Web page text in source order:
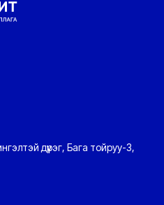
дүүрэг, Бага тойруу-3,